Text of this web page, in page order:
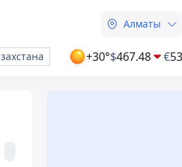
Алматы
+30°$467.48 €